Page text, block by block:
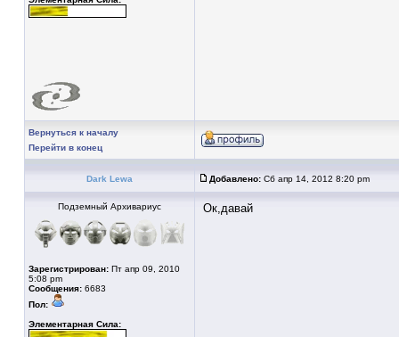
Вернуться к началу
Перейти в конец
Dark Lewa Добавлено: Сб апр 14, 2012 8:20 pm
Подземный Архивариус
Зарегистрирован: Пт апр 09, 2010
5:08 pm
Сообщения: 6683
Пол:
Элементарная Сила:
Ок,давай